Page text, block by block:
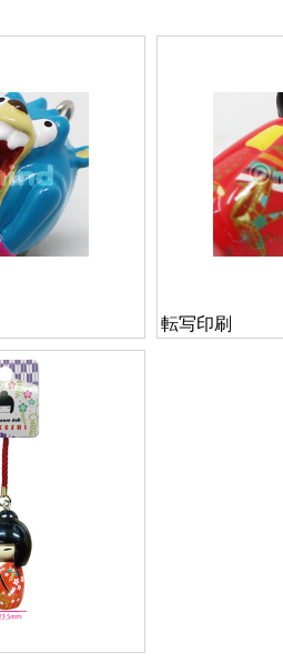
転写印刷